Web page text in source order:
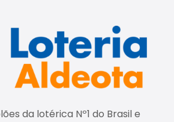
da lotérica Nº1 do Brasil e